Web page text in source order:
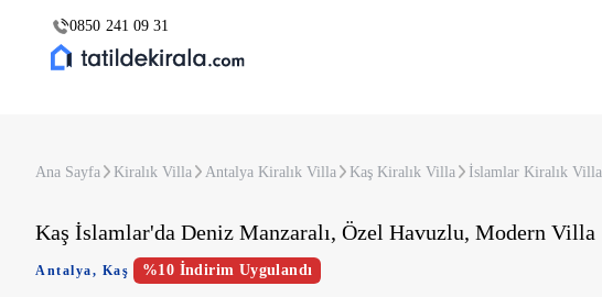
0850 241 09 31
Ana Sayfa Kiralık Villa Antalya Kiralık Villa Kaş Kiralık Villa İslamlar Kiralık Villa
Kaş İslamlar'da Deniz Manzaralı, Özel Havuzlu, Modern Villa
Antalya, Kaş %10 İndirim Uygulandı